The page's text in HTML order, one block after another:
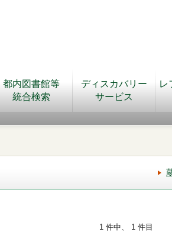
都内図書館等
統合検索
ディスカバリー
サービス
レ
1 件中、 1 件目